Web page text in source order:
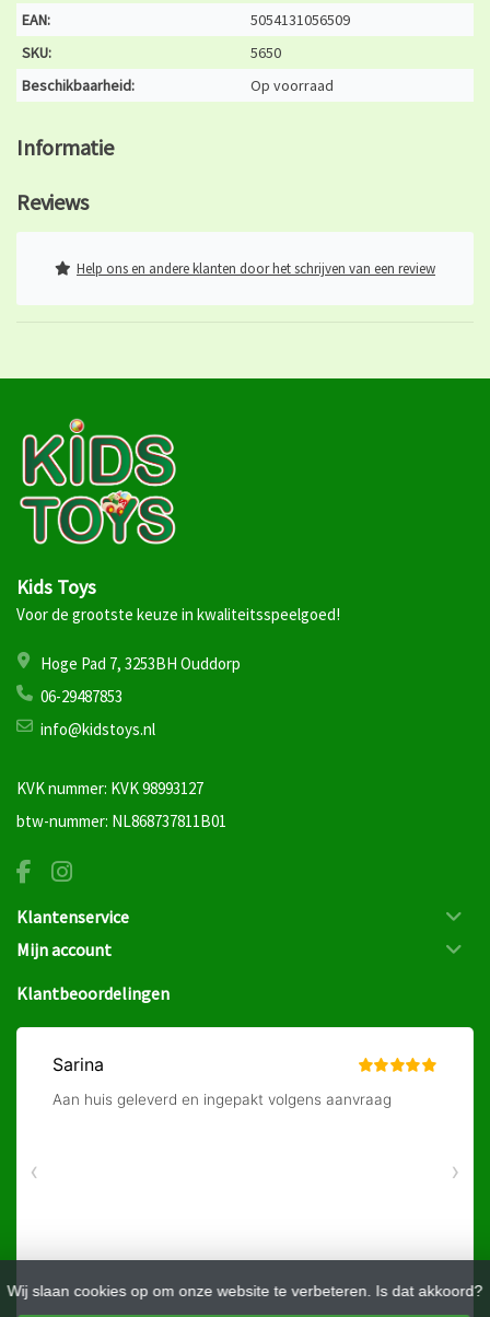
Wij slaan cookies op om onze website te verbeteren. Is dat akkoord?
EAN:
5054131056509
SKU:
5650
Beschikbaarheid:
Op voorraad
Informatie
Reviews
Help ons en andere klanten door het schrijven van een review
Kids Toys
Voor de grootste keuze in kwaliteitsspeelgoed!
Hoge Pad 7, 3253BH Ouddorp
06-29487853
info@kidstoys.nl
KVK nummer: KVK 98993127
btw-nummer: NL868737811B01
Klantenservice
Mijn account
Klantbeoordelingen